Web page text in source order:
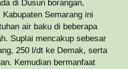
di Dusun borangan,
Semarang ini
air baku di beberapa
Suplai mencakup sebesar
250 l/dt ke Demak, serta
Kemudian bermanfaat